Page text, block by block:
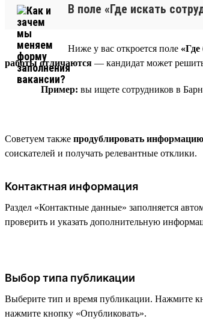
В поле «Где искать
Ниже у вас откроется поле «Где
работы отличаются — кандидат может
Пример: вы ищете сотрудников в
Советуем также продублировать
соискателей и получать релевантные отклики.
Контактная информация
Раздел «Контактные данные» заполняется
проверить и указать дополнительную
Выбор типа публикации
Выберите тип и время публикации. Нажмите
нажмите кнопку «Опубликовать».